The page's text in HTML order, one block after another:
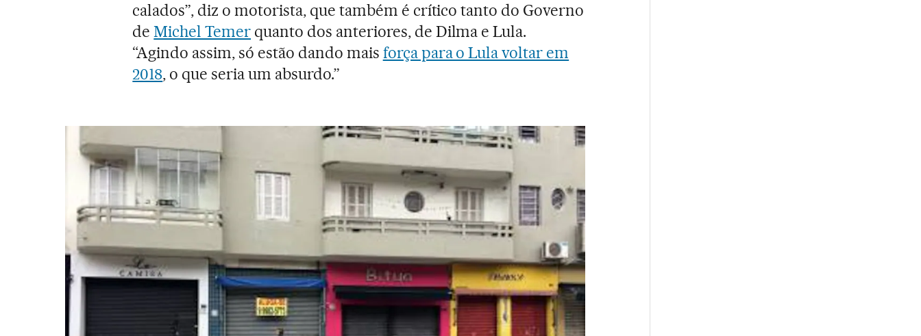
calados”, diz o motorista, que também é crítico tanto do Governo
deMichel Temer quanto dos anteriores, de Dilma e Lula.
“Agindo assim, só estão dando mais força para o Lula voltar em
2018, o que seria um absurdo.”